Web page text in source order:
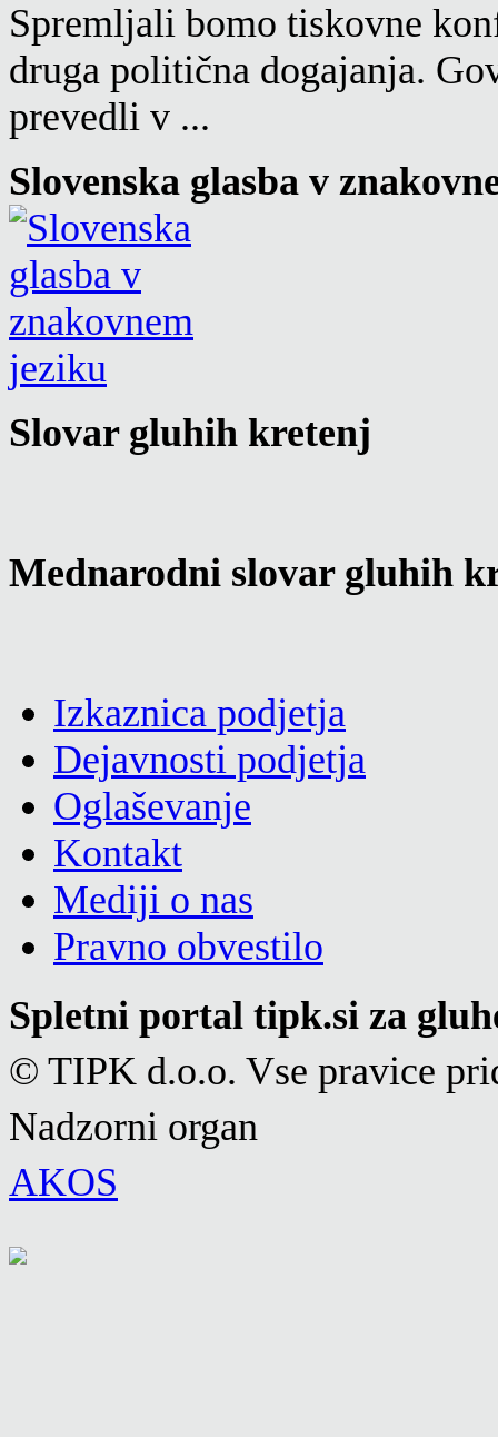
Spremljali bomo tiskovne
druga politična dogajanja.
prevedli v ...
Slovenska glasba v
Slovar gluhih kretenj
Mednarodni slovar gluhih
Izkaznica podjetja
Dejavnosti podjetja
Oglaševanje
Kontakt
Mediji o nas
Pravno obvestilo
Spletni portal tipk.si za
© TIPK d.o.o. Vse pravice
Nadzorni organ
AKOS